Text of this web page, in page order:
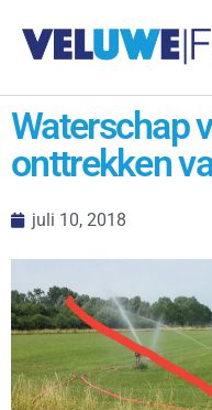
Waterschap
onttrekken
juli 10, 2018